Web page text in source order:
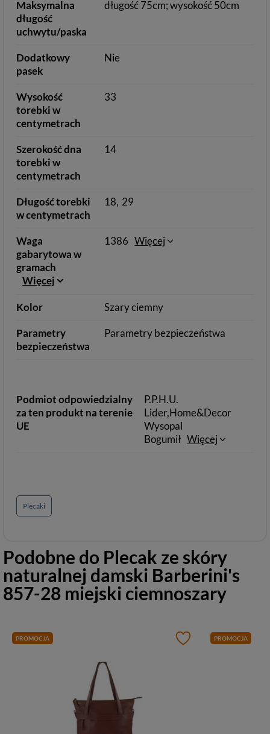
Maksymalna
długość
uchwytu/paska
długość 75cm; wysokość 50cm
Dodatkowy
pasek
Nie
Wysokość
torebki w
centymetrach
33
Szerokość dna
torebki w
centymetrach
14
Długość torebki
w centymetrach
18 29
Waga
gabarytowa w
gramach
Więcej
1386 Więcej
Kolor Szary ciemny
Parametry
bezpieczeństwa
Parametry bezpieczeństwa
Podmiot odpowiedzialny
za ten produkt na terenie
UE
P.P.H.U.
Lider,Home&Decor
Wysopal
Bogumił Więcej
Plecaki
Podobne do Plecak ze skóry
naturalnej damski Barberini's
857-28 miejski ciemnoszary
PROMOCJA PROMOCJA